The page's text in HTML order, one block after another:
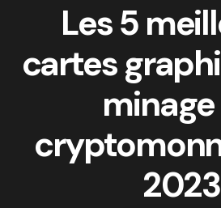
Les 5
cartes
2023